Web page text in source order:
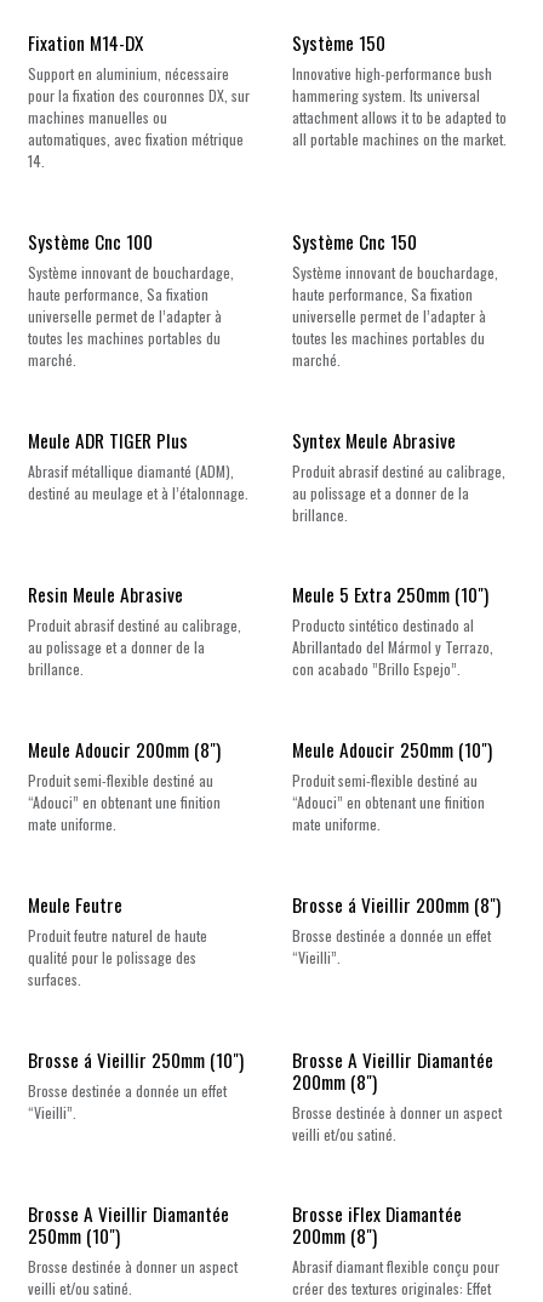
Fixation M14-DX
Support en aluminium, nécessaire
pour la fixation des couronnes DX, sur
machines manuelles ou
automatiques, avec fixation métrique
14.
Système 150
Innovative high-performance bush
hammering system. Its universal
attachment allows it to be adapted to
all portable machines on the market.
Nouveau !
Système Cnc 100
Système innovant de bouchardage,
haute performance, Sa fixation
universelle permet de l’adapter à
toutes les machines portables du
marché.
Nouveau !
Système Cnc 150
Système innovant de bouchardage,
haute performance, Sa fixation
universelle permet de l’adapter à
toutes les machines portables du
marché.
Meule ADR TIGER Plus
Abrasif métallique diamanté (ADM),
destiné au meulage et à l’étalonnage.
Syntex Meule Abrasive
Produit abrasif destiné au calibrage,
au polissage et a donner de la
brillance.
Resin Meule Abrasive
Produit abrasif destiné au calibrage,
au polissage et a donner de la
brillance.
Meule 5 Extra 250mm (10")
Producto sintético destinado al
Abrillantado del Mármol y Terrazo,
con acabado ”Brillo Espejo”.
Meule Adoucir 200mm (8")
Produit semi-flexible destiné au
“Adouci” en obtenant une finition
mate uniforme.
Meule Adoucir 250mm (10")
Produit semi-flexible destiné au
“Adouci” en obtenant une finition
mate uniforme.
Meule Feutre
Produit feutre naturel de haute
qualité pour le polissage des
surfaces.
Brosse á Vieillir 200mm (8")
Brosse destinée a donnée un effet
“Vieilli”.
Brosse á Vieillir 250mm (10")
Brosse destinée a donnée un effet
“Vieilli”.
Brosse A Vieillir Diamantée
200mm (8")
Brosse destinée à donner un aspect
veilli et/ou satiné.
Brosse A Vieillir Diamantée
250mm (10")
Brosse destinée à donner un aspect
veilli et/ou satiné.
Brosse iFlex Diamantée
200mm (8")
Abrasif diamant flexible conçu pour
créer des textures originales: Effet